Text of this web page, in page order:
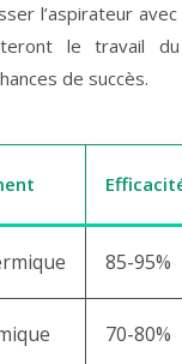
l’aspirateur
le travail
de succès.
85-95%
70-80%